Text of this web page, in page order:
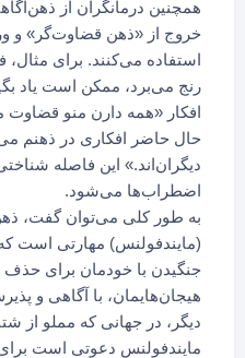
همچنین درمانگران از
خروج از «ذهن قضاوت‌گر» و
استفاده می‌کنند. برای
رنج می‌برد، ممکن است یاد
افکار «همه دارن منو
حال حاضر افکاری در ذهنم
دیگران‌اند.» این فاصله
اضطراب‌ها می‌شود.
به طور کلی می‌توان گفت،
(مایندفولنس) مهارتی است
جنگیدن با خودمان برای حذف
هیجان‌هایمان، با آگاهی و
دیگر، در جهانی که مملو از
مایندفولنس دعوتی است